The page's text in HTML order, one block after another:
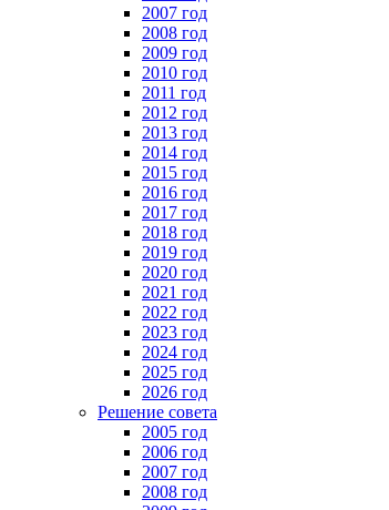
2007 год
2008 год
2009 год
2010 год
2011 год
2012 год
2013 год
2014 год
2015 год
2016 год
2017 год
2018 год
2019 год
2020 год
2021 год
2022 год
2023 год
2024 год
2025 год
2026 год
Решение совета
2005 год
2006 год
2007 год
2008 год